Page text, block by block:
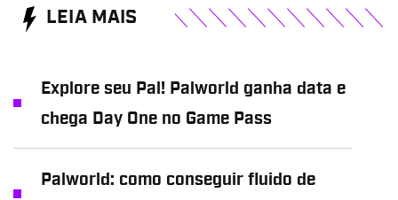
LEIA MAIS
Explore seu Pal! Palworld ganha data e
chega Day One no Game Pass
Palworld: como conseguir fluido de